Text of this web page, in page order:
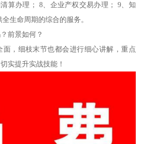
算办理； 8、企业产权交易办理； 9、知
生命周期的综合的服务。
前景如何？
，细枝末节也都会进行细心讲解，重点
实提升实战技能！